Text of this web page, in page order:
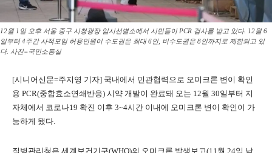
12월 1일 오후 서울 중구 시청광장 임시선별소에서 시민들이 PCR 검사를 받고 있다. 12월 6
일부터 4주간 사적모임 허용인원이 수도권은 최대 6인, 비수도권은 8인까지로 제한되고 있
다. 사진=국민소통실
[시니어신문=주지영 기자] 국내에서 민관협력으로 오미크론 변이 확인
용 PCR(중합효소연쇄반응) 시약 개발이 완료돼 오는 12월 30일부터 지
자체에서 코로나19 확진 이후 3~4시간 이내에 오미크론 변이 확인이 가
능하게 됐다.
질병관리청은 세계보건기구(WHO)의 오미크론 발생보고(11월 24일 남